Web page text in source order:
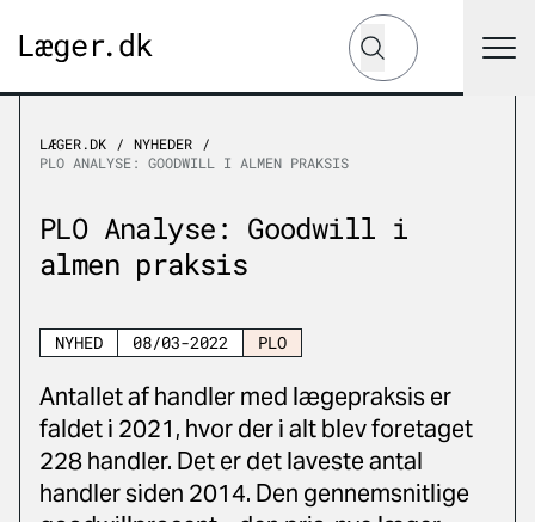
Hvad leder du efter?
Søg
LÆGER.DK
NYHEDER
PLO ANALYSE: GOODWILL I ALMEN PRAKSIS
PLO Analyse: Goodwill i
almen praksis
NYHED 08/03-2022 PLO
Antallet af handler med lægepraksis er
faldet i 2021, hvor der i alt blev foretaget
228 handler. Det er det laveste antal
handler siden 2014. Den gennemsnitlige